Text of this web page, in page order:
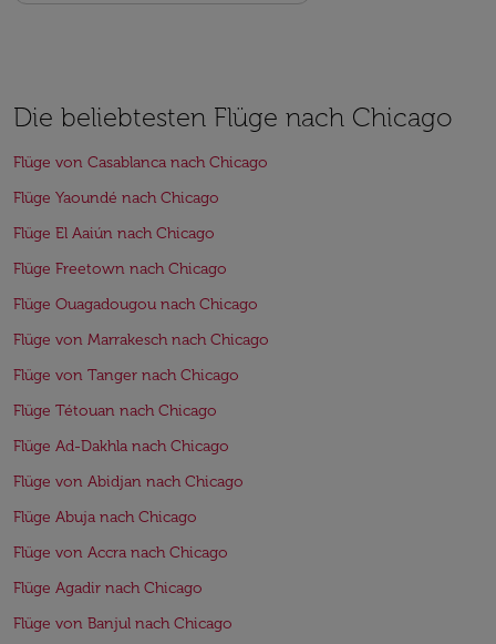
Die beliebtesten Flüge nach Chicago
Flüge von Casablanca nach Chicago
Flüge Yaoundé nach Chicago
Flüge El Aaiún nach Chicago
Flüge Freetown nach Chicago
Flüge Ouagadougou nach Chicago
Flüge von Marrakesch nach Chicago
Flüge von Tanger nach Chicago
Flüge Tétouan nach Chicago
Flüge Ad-Dakhla nach Chicago
Flüge von Abidjan nach Chicago
Flüge Abuja nach Chicago
Flüge von Accra nach Chicago
Flüge Agadir nach Chicago
Flüge von Banjul nach Chicago